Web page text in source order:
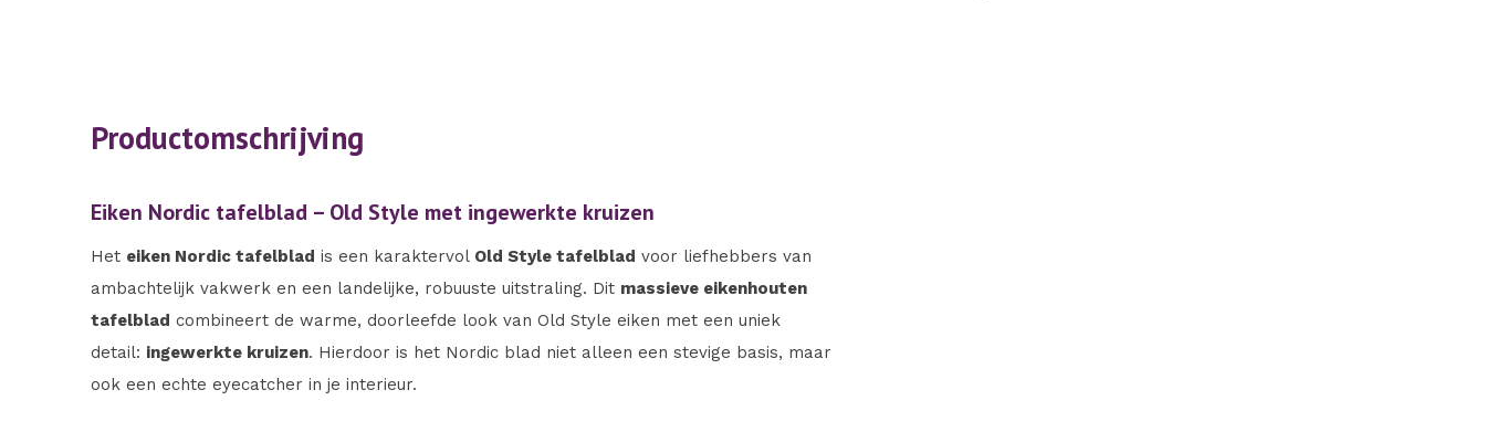
Productomschrijving
Eiken Nordic tafelblad – Old Style met ingewerkte kruizen
Het eiken Nordic tafelblad is een karaktervol Old Style tafelblad voor liefhebbers van
ambachtelijk vakwerk en een landelijke, robuuste uitstraling. Dit massieve eikenhouten
tafelblad combineert de warme, doorleefde look van Old Style eiken met een uniek
detail: ingewerkte kruizen. Hierdoor is het Nordic blad niet alleen een stevige basis, maar
ook een echte eyecatcher in je interieur.